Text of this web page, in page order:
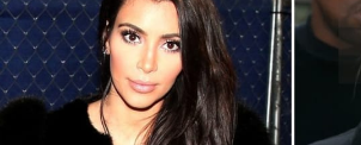
Témata